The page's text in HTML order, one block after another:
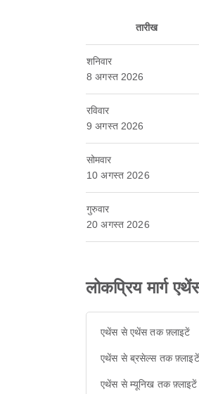
तारीख
शनिवार
8 अगस्त 2026
रविवार
9 अगस्त 2026
सोमवार
10 अगस्त 2026
गुरुवार
20 अगस्त 2026
लोकप्रिय मार्ग
एथेंस से एथेंस तक फ़्लाइटें
एथेंस से ब्रसेल्स तक फ़्लाइटें
एथेंस से म्यूनिख तक फ़्लाइटें